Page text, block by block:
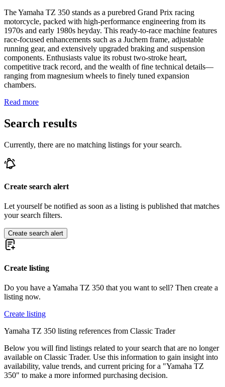
The Yamaha TZ 350 stands as a purebred Grand Prix racing
motorcycle, packed with high-performance engineering from its
1970s and early 1980s heyday. This ready-to-race machine features
race-focused enhancements such as a Juchem frame, adjustable
running gear, and extensively upgraded braking and suspension
components. Enthusiasts value its robust two-stroke heart,
competitive track record, and the wealth of fine technical details—
ranging from magnesium wheels to finely tuned expansion
chambers.
Read more
Search results
Currently, there are no matching listings for your search.
Create search alert
Let yourself be notified as soon as a listing is published that matches
your search filters.
Create search alert
Create listing
Do you have a Yamaha TZ 350 that you want to sell? Then create a
listing now.
Create listing
Yamaha TZ 350 listing references from Classic Trader
Below you will find listings related to your search that are no longer
available on Classic Trader. Use this information to gain insight into
availability, value trends, and current pricing for a "Yamaha TZ
350" to make a more informed purchasing decision.